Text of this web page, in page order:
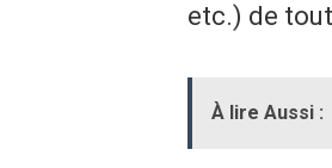
etc.) de
À lire Aussi :